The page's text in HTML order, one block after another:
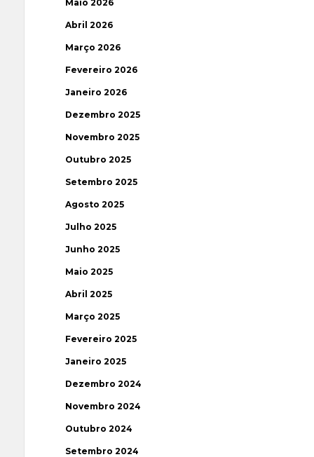
Maio 2026
Abril 2026
Março 2026
Fevereiro 2026
Janeiro 2026
Dezembro 2025
Novembro 2025
Outubro 2025
Setembro 2025
Agosto 2025
Julho 2025
Junho 2025
Maio 2025
Abril 2025
Março 2025
Fevereiro 2025
Janeiro 2025
Dezembro 2024
Novembro 2024
Outubro 2024
Setembro 2024